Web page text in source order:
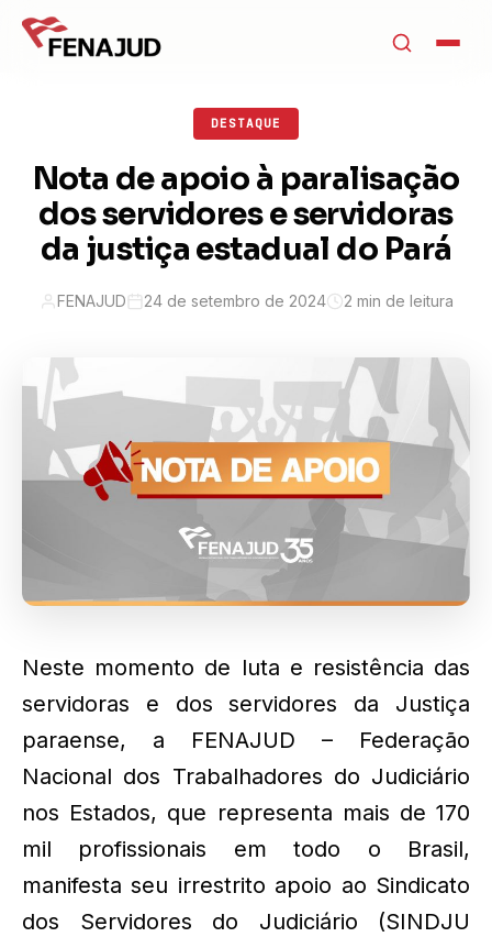
DESTAQUE
Nota de apoio à paralisação
dos servidores e servidoras
da justiça estadual do Pará
FENAJUD 24 de setembro de 2024 2 min de leitura
Neste momento de luta e resistência das
servidoras e dos servidores da Justiça
paraense, a FENAJUD – Federação
Nacional dos Trabalhadores do Judiciário
nos Estados, que representa mais de 170
mil profissionais em todo o Brasil,
manifesta seu irrestrito apoio ao Sindicato
dos Servidores do Judiciário (SINDJU